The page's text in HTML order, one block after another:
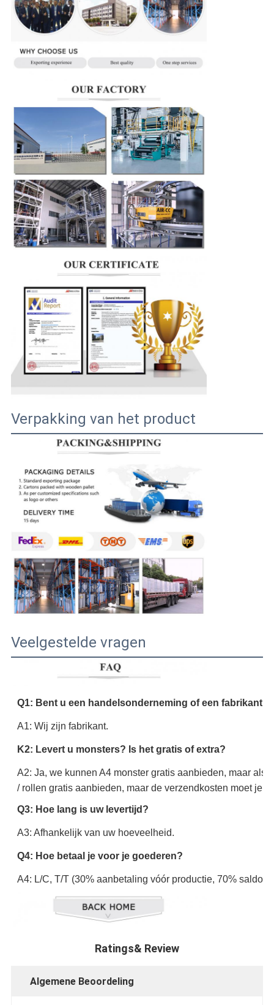
Verpakking van het product
Veelgestelde vragen
Q1: Bent u een handelsonderneming of een fabrikant?
A1: Wij zijn fabrikant.
K2: Levert u monsters? Is het gratis of extra?
A2: Ja, we kunnen A4 monster gratis aanbieden, maar als
/ rollen gratis aanbieden, maar de verzendkosten moet je
Q3: Hoe lang is uw levertijd?
A3: Afhankelijk van uw hoeveelheid.
Q4: Hoe betaal je voor je goederen?
A4: L/C, T/T (30% aanbetaling vóór productie, 70% saldo
Ratings& Review
Algemene Beoordeling